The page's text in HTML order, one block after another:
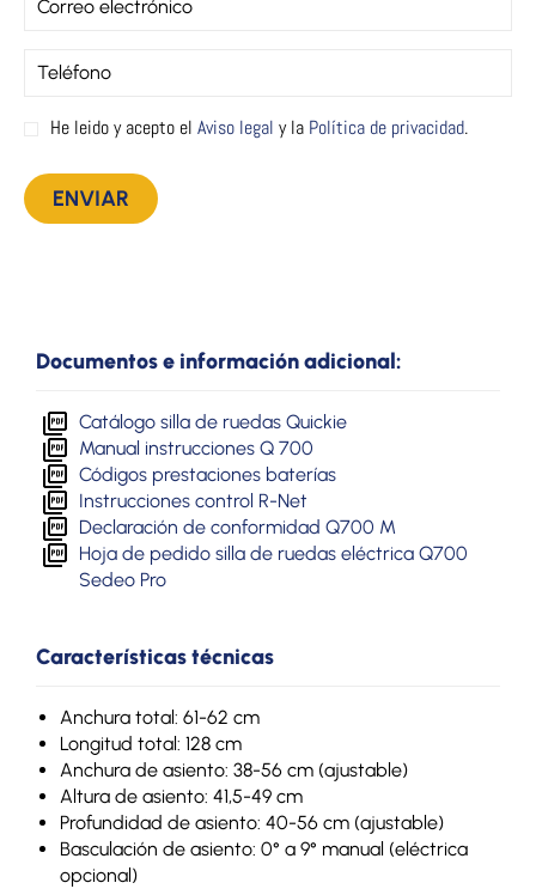
He leido y acepto el Aviso legal y la Política de privacidad.
Documentos e información adicional:
Catálogo silla de ruedas Quickie
Manual instrucciones Q 700
Códigos prestaciones baterías
Instrucciones control R-Net
Declaración de conformidad Q700 M
Hoja de pedido silla de ruedas eléctrica Q700
Sedeo Pro
Características técnicas
Anchura total: 61-62 cm
Longitud total: 128 cm
Anchura de asiento: 38-56 cm (ajustable)
Altura de asiento: 41,5-49 cm
Profundidad de asiento: 40-56 cm (ajustable)
Basculación de asiento: 0° a 9° manual (eléctrica
opcional)